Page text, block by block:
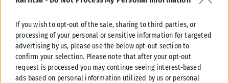
If you wish to opt-out of the sale, sharing to third parties, or
processing of your personal or sensitive information for targeted
advertising by us, please use the below opt-out section to
confirm your selection. Please note that after your opt-out
request is processed you may continue seeing interest-based
ads based on personal information utilized by us or personal
κοιτάζοντας ποτέ το πορτοφόλι των ασθενών!
Tags: Φανή Χαρίση